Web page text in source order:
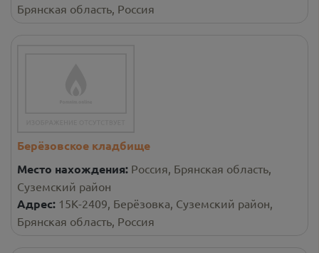
Брянская область, Россия
Берёзовское кладбище
Место нахождения: Россия, Брянская область,
Суземский район
Адрес: 15К-2409, Берёзовка, Суземский район,
Брянская область, Россия